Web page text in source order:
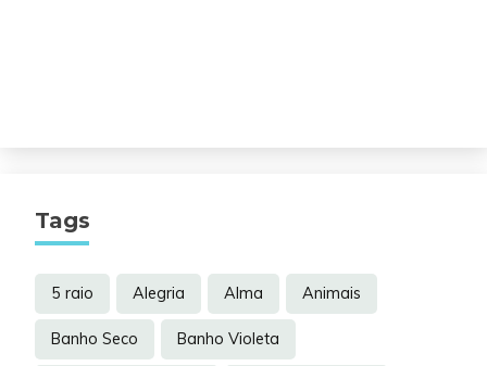
Tags
5 raio Alegria Alma Animais
Banho Seco Banho Violeta